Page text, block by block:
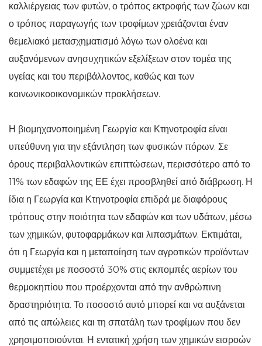
καλλιέργειας των φυτών, ο τρόπος εκτροφής των ζώων και
ο τρόπος παραγωγής των τροφίμων χρειάζονται έναν
θεμελιακό μετασχηματισμό λόγω των ολοένα και
αυξανόμενων ανησυχητικών εξελίξεων στον τομέα της
υγείας και του περιβάλλοντος, καθώς και των
κοινωνικοοικονομικών προκλήσεων.
Η βιομηχανοποιημένη Γεωργία και Κτηνοτροφία είναι
υπεύθυνη για την εξάντληση των φυσικών πόρων. Σε
όρους περιβαλλοντικών επιπτώσεων, περισσότερο από το
11% των εδαφών της ΕΕ έχει προσβληθεί από διάβρωση. Η
ίδια η Γεωργία και Κτηνοτροφία επιδρά με διαφόρους
τρόπους στην ποιότητα των εδαφών και των υδάτων, μέσω
των χημικών, φυτοφαρμάκων και λιπασμάτων. Εκτιμάται,
ότι η Γεωργία και η μεταποίηση των αγροτικών προϊόντων
συμμετέχει με ποσοστό 30% στις εκπομπές αερίων του
θερμοκηπίου που προέρχονται από την ανθρώπινη
δραστηριότητα. Το ποσοστό αυτό μπορεί και να αυξάνεται
από τις απώλειες και τη σπατάλη των τροφίμων που δεν
χρησιμοποιούνται. Η εντατική χρήση των χημικών εισροών